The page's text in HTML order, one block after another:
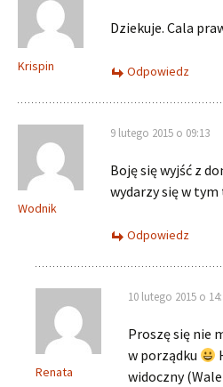
Krispin
Dziekuje. Cala
Odpowiedz
Wodnik
9 lutego 2015 o 09:13
Boję się wyjść z
wydarzy się w
Odpowiedz
Renata
10 lutego 2015 o
Proszę się nie
w porządku
widoczny